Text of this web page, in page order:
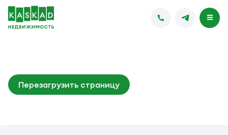
Перезагрузить страницу